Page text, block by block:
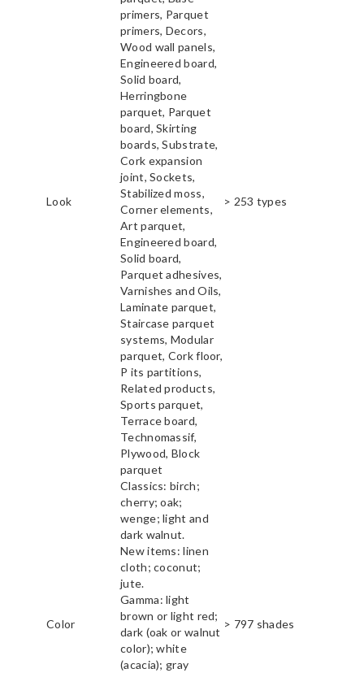
Look
primers, Parquet
primers, Decors,
Wood wall panels,
Engineered board,
Solid board,
Herringbone
parquet, Parquet
board, Skirting
boards, Substrate,
Cork expansion
joint, Sockets,
Stabilized moss,
Corner elements,
Art parquet,
Engineered board,
Solid board,
Parquet adhesives,
Varnishes and Oils,
Laminate parquet,
Staircase parquet
systems, Modular
parquet, Cork floor,
P its partitions,
Related products,
Sports parquet,
Terrace board,
Technomassif,
Plywood, Block
parquet
> 253 types
Color
Classics: birch;
cherry; oak;
wenge; light and
dark walnut.
New items: linen
cloth; coconut;
jute.
Gamma: light
brown or light red;
dark (oak or walnut
color); white
(acacia); gray
> 797 shades